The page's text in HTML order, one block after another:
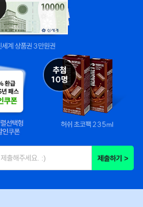
제출하기 >